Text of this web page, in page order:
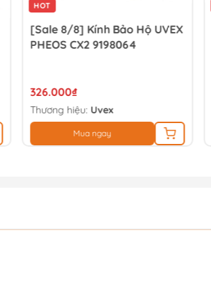
HOT
[Sale 8/8] Kính Bảo Hộ UVEX
PHEOS CX2 9198064
326.000₫
Thương hiệu: Uvex
Mua ngay